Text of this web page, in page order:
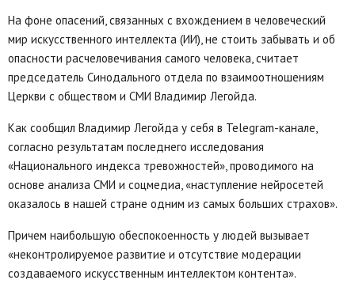
На фоне опасений, связанных с вхождением в человеческий
мир искусственного интеллекта (ИИ), не стоить забывать и об
опасности расчеловечивания самого человека, считает
председатель Синодального отдела по взаимоотношениям
Церкви с обществом и СМИ Владимир Легойда.
Как сообщил Владимир Легойда у себя в Telegram-канале,
согласно результатам последнего исследования
«Национального индекса тревожностей», проводимого на
основе анализа СМИ и соцмедиа, «наступление нейросетей
оказалось в нашей стране одним из самых больших страхов».
Причем наибольшую обеспокоенность у людей вызывает
«неконтролируемое развитие и отсутствие модерации
создаваемого искусственным интеллектом контента».